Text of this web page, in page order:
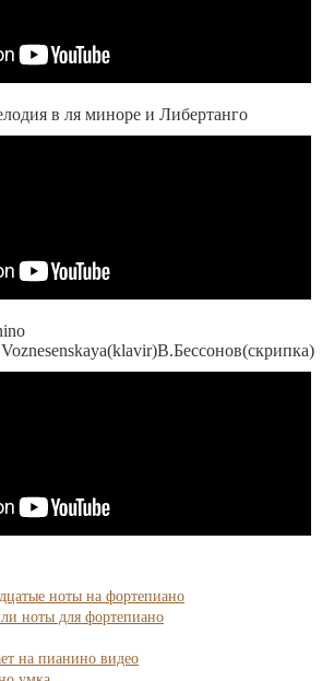
в ля миноре и Либертанго
ноты на фортепиано
ноты для фортепиано
на пианино видео